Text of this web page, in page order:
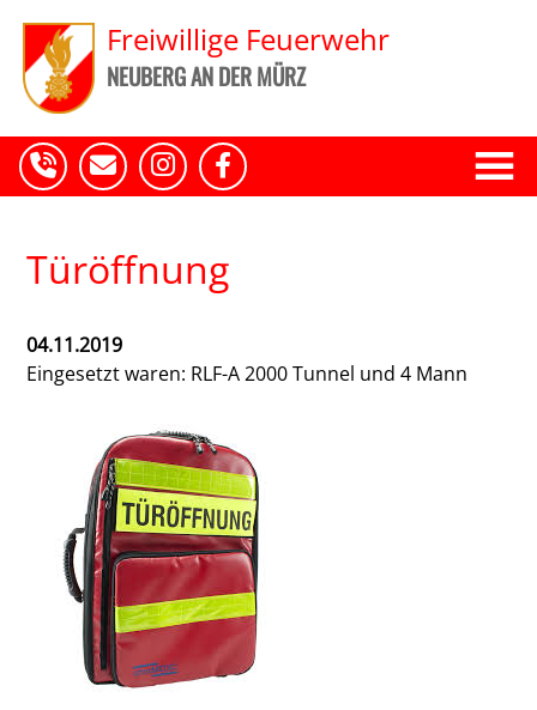
Freiwillige Feuerwehr
NEUBERG AN DER MÜRZ
Türöffnung
04.11.2019
Eingesetzt waren: RLF-A 2000 Tunnel und 4 Mann